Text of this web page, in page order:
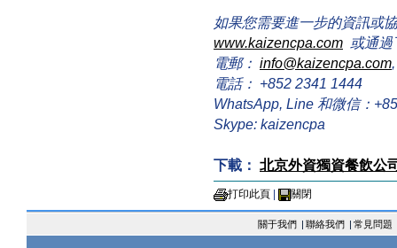
如果您需要進一步的資訊或
www.kaizencpa.com 或通過
電郵： info@kaizencpa.com
電話： +852 2341 1444
WhatsApp, Line 和微信：
Skype: kaizencpa
下載： 北京外資獨資餐飲公
打印此頁 關閉
關于我們 | 聯絡我們 | 常見問題